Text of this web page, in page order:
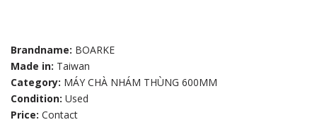
Brandname: BOARKE
Made in: Taiwan
Category: MÁY CHÀ NHÁM THÙNG 600MM
Condition: Used
Price: Contact